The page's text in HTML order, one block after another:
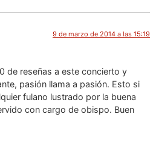
9 de marzo de 2014 a las 15:19
de reseñas a este concierto y
pasión llama a pasión. Esto si
fulano lustrado por la buena
con cargo de obispo. Buen